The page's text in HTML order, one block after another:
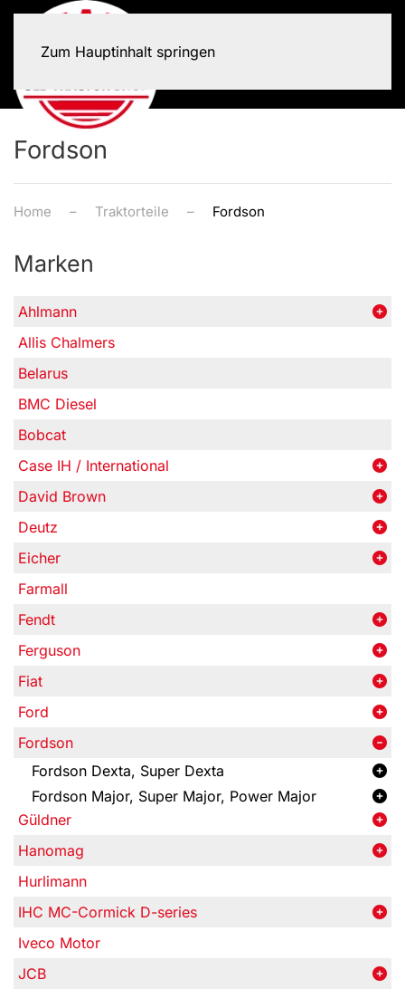
Zum Hauptinhalt springen
Fordson
Home Traktorteile Fordson
Marken
Ahlmann
Allis Chalmers
Belarus
BMC Diesel
Bobcat
Case IH / International
David Brown
Deutz
Eicher
Farmall
Fendt
Ferguson
Fiat
Ford
Fordson
Fordson Dexta, Super Dexta
Fordson Major, Super Major, Power Major
Güldner
Hanomag
Hurlimann
IHC MC-Cormick D-series
Iveco Motor
JCB